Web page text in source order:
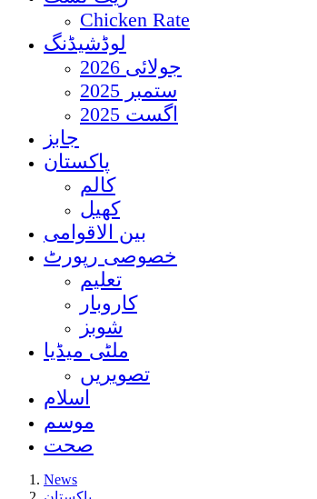
Chicken Rate
لوڈشیڈنگ
جولائی 2026
ستمبر 2025
اگست 2025
جابز
پاکستان
کالم
کھیل
بین الاقوامی
خصوصی رپورٹ
تعلیم
کاروبار
شوبز
ملٹی میڈیا
تصویریں
اسلام
موسم
صحت
News